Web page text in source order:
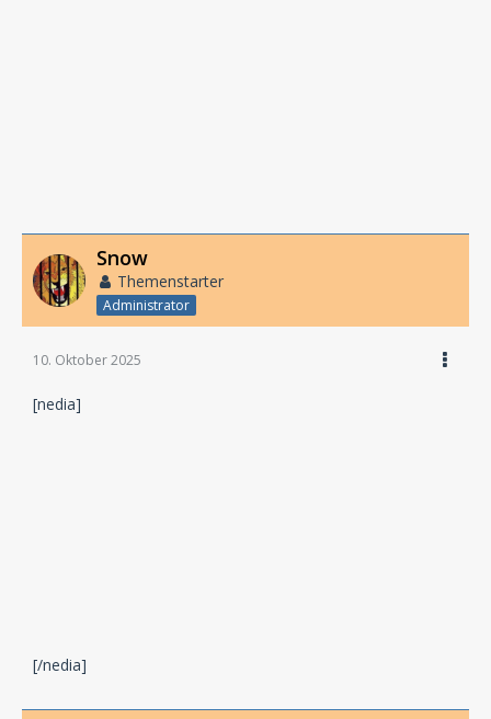
Snow
Themenstarter
Administrator
10. Oktober 2025
[nedia]
[/nedia]